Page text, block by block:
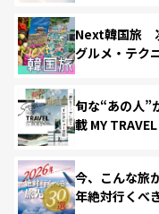
Next韓国旅
グルメ・テク
旬な“あの人”
載 MY
今、こんな旅
年絶対行くべ